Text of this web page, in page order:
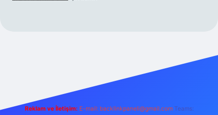
Reklam ve İletişim: E-mail: backlinkpaneli@gmail.com Teams: